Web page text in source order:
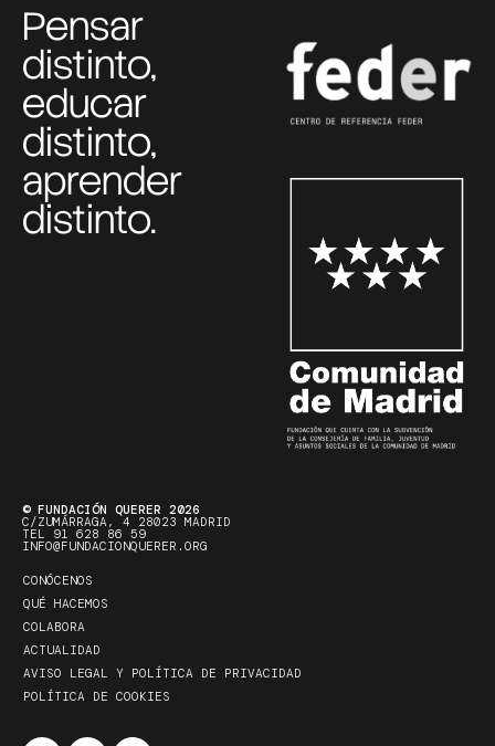
Pensar
distinto,
educar
distinto,
aprender
distinto.
© FUNDACIÓN QUERER 2026
C/ZUMÁRRAGA, 4 28023 MADRID
TEL 91 628 86 59
INFO@FUNDACIONQUERER.ORG
CONÓCENOS
QUÉ HACEMOS
COLABORA
ACTUALIDAD
AVISO LEGAL Y POLÍTICA DE PRIVACIDAD
POLÍTICA DE COOKIES